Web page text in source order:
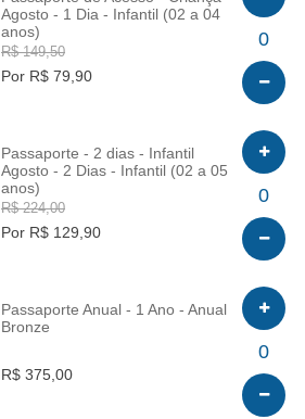
Agosto - 1 Dia - Infantil (02 a 04
anos)
R$ 149,50
Por R$ 79,90
0
Passaporte - 2 dias - Infantil
Agosto - 2 Dias - Infantil (02 a 05
anos)
R$ 224,00
Por R$ 129,90
0
Passaporte Anual - 1 Ano - Anual
Bronze
R$ 375,00
0